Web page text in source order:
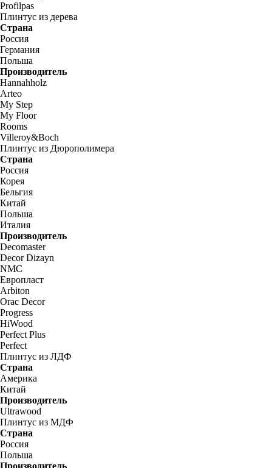
Profilpas
Плинтус из дерева
Страна
Россия
Германия
Польша
Производитель
Hannahholz
Arteo
My Step
My Floor
Rooms
Villeroy&Boch
Плинтус из Дюрополимера
Страна
Россия
Корея
Бельгия
Китай
Польша
Италия
Производитель
Decomaster
Decor Dizayn
NMC
Европласт
Arbiton
Orac Decor
Progress
HiWood
Perfect Plus
Perfect
Плинтус из ЛДФ
Страна
Америка
Китай
Производитель
Ultrawood
Плинтус из МДФ
Страна
Россия
Польша
Производитель